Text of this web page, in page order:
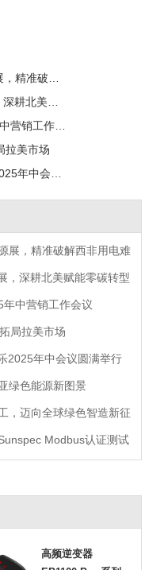
美世乐携定制光储方案亮相尼日利亚能源展，精准破解西非用电难题
美世乐携全场景光储方案闪耀美国RE+展，深耕北美赋能零碳转型
全面出击 冲刺卓越——美世乐召开2025年中营销工作会议
拉美市场
聚焦核心责任 · 冲刺卓越目标——美世乐2025年中会议圆满举行
展，精准破解西非用电难
，深耕北美赋能零碳转型
中营销工作会议
局拉美市场
2025年中会议圆满举行
绿色能源新图景
，迈向全球绿色智造新征
Modbus认证测试
高频逆变器